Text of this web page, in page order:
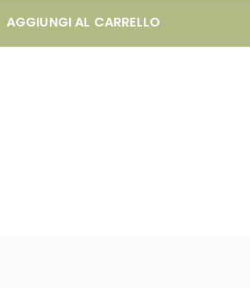
AGGIUNGI AL CARRELLO